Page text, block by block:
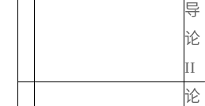
导
论
II
论